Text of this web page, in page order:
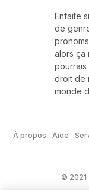
Enfaite
de
alors ça
pourrais
droit de
monde
À propos Aide
© 2021